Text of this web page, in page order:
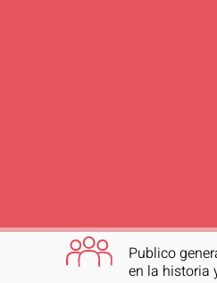
Publico
en la historia